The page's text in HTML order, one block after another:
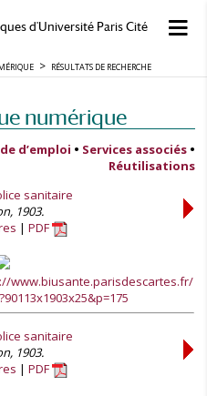
d'Université Paris Cité
RÉSULTATS DE RECHERCHE
numérique
d’emploi • Services associés •
Réutilisations
sanitaire
1903.
PDF
www.biusante.parisdescartes.fr/
sanitaire
1903.
PDF